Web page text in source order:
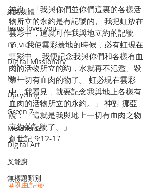
網絡媒體
Jesus loves you
Do Mi So
Digital Missionary
NFT
Upcycling
Green 7
MetaVerse
Digital Art
叉能廚
無標題類別
神說：「我與你們並你們這裏的各樣活
物所立的永約是有記號的。 我把虹放在
雲彩中，這就可作我與地立約的記號
了。 我使雲彩蓋地的時候，必有虹現在
雲彩中， 我便記念我與你們和各樣有血
肉的活物所立的約，水就再不氾濫、毀
壞一切有血肉的物了。 虹必現在雲彩
中，我看見，就要記念我與地上各樣有
血肉的活物所立的永約。」 神對 挪亞
說：「這就是我與地上一切有血肉之物
立約的記號了。」
創世記 9:12‭-‬17
#恩典記號